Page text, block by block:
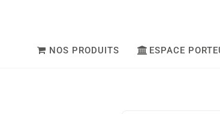
NOS PRODUITS ESPACE